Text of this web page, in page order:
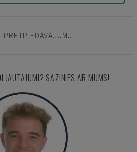
PRETPIEDĀVĀJUMU
JAUTĀJUMI? SAZINIES AR MUMS!